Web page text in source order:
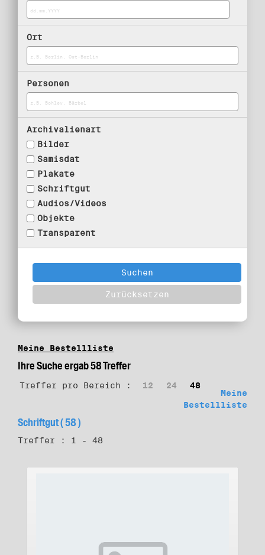
Ort
Personen
Archivalienart
Bilder
Samisdat
Plakate
Schriftgut
Audios/Videos
Objekte
Transparent
Meine Bestellliste
Ihre Suche ergab 58 Treffer
Treffer pro Bereich : 12 24
48
Meine
Bestellliste
Schriftgut ( 58 )
Treffer : 1 - 48